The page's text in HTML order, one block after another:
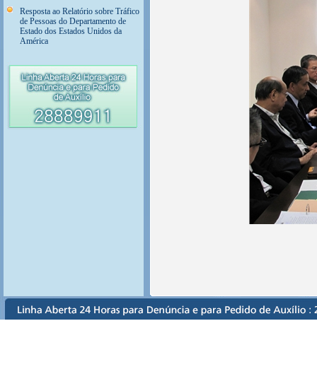
Resposta ao Relatório sobre Tráfico
de Pessoas do Departamento de
Estado dos Estados Unidos da
América